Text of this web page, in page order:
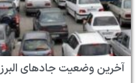
آخرین وضعیت جادهای البرز